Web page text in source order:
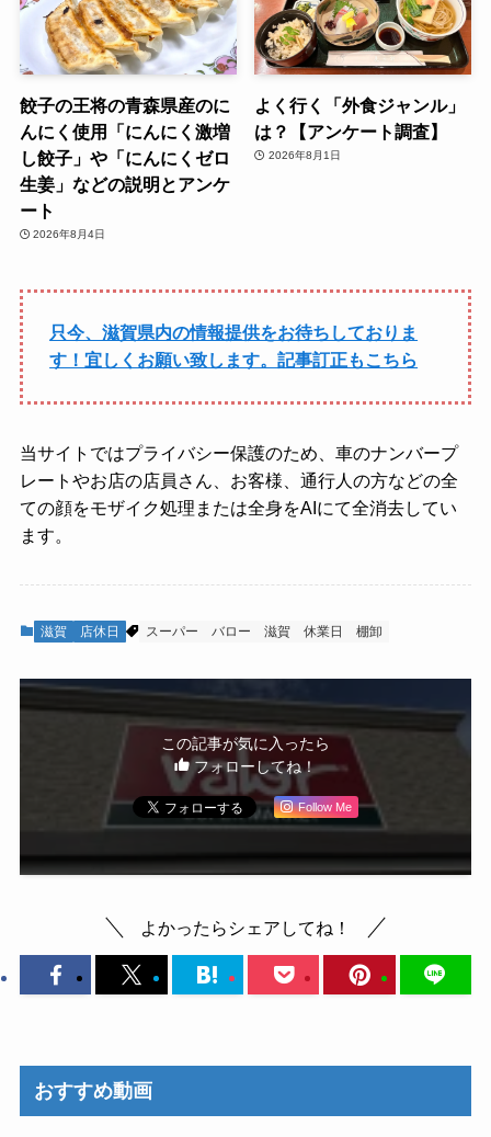
餃子の王将の青森県産のに
んにく使用「にんにく激増
し餃子」や「にんにくゼロ
生姜」などの説明とアンケ
ート
2026年8月4日
よく行く「外食ジャンル」
は？【アンケート調査】
2026年8月1日
只今、滋賀県内の情報提供をお待ちしておりま
す！宜しくお願い致します。記事訂正もこちら
当サイトではプライバシー保護のため、車のナンバープ
レートやお店の店員さん、お客様、通行人の方などの全
ての顔をモザイク処理または全身をAIにて全消去してい
ます。
滋賀 店休日 スーパー バロー 滋賀 休業日 棚卸
この記事が気に入ったら
フォローしてね！
Follow Me
よかったらシェアしてね！
おすすめ動画